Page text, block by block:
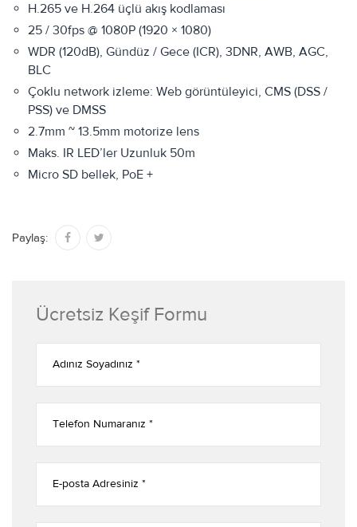
H.265 ve H.264 üçlü akış kodlaması
25 / 30fps @ 1080P (1920 × 1080)
WDR (120dB), Gündüz / Gece (ICR), 3DNR, AWB, AGC,
BLC
Çoklu network izleme: Web görüntüleyici, CMS (DSS /
PSS) ve DMSS
2.7mm ~ 13.5mm motorize lens
Maks. IR LED’ler Uzunluk 50m
Micro SD bellek, PoE +
Paylaş:
Ücretsiz Keşif Formu